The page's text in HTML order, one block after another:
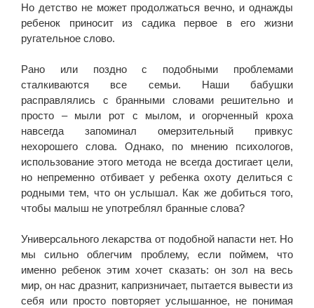
Но детство не может продолжаться вечно, и однажды
ребенок приносит из садика первое в его жизни
ругательное слово.
Рано или поздно с подобными проблемами
сталкиваются все семьи. Наши бабушки
расправлялись с бранными словами решительно и
просто – мыли рот с мылом, и огорченный кроха
навсегда запоминал омерзительный привкус
нехорошего слова. Однако, по мнению психологов,
использование этого метода не всегда достигает цели,
но непременно отбивает у ребенка охоту делиться с
родными тем, что он услышал. Как же добиться того,
чтобы малыш не употреблял бранные слова?
Универсального лекарства от подобной напасти нет. Но
мы сильно облегчим проблему, если поймем, что
именно ребенок этим хочет сказать: он зол на весь
мир, он нас дразнит, капризничает, пытается вывести из
себя или просто повторяет услышанное, не понимая